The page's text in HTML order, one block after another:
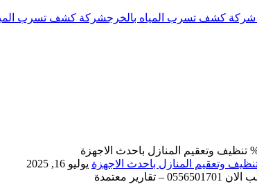
كشف تسرب المياه بالخرجشركة كشف تسرب
يوليو 16, 2025